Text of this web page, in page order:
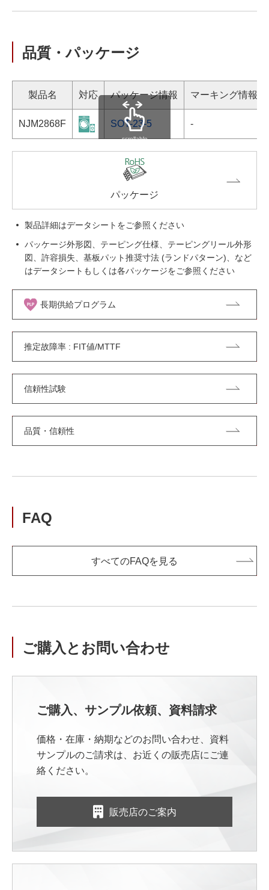
品質・パッケージ
製品名 対応 パッケージ情報 マーキング情報
NJM2868F SOT-23-5 -
scrollable
パッケージ
製品詳細はデータシートをご参照ください
パッケージ外形図、テーピング仕様、テーピングリール外形
図、許容損失、基板パット推奨寸法 (ランドパターン)、など
はデータシートもしくは各パッケージをご参照ください
長期供給プログラム
推定故障率 : FIT値/MTTF
信頼性試験
品質・信頼性
FAQ
すべてのFAQを見る
ご購入とお問い合わせ
ご購入、サンプル依頼、資料請求
価格・在庫・納期などのお問い合わせ、資料
サンプルのご請求は、お近くの販売店にご連
絡ください。
販売店のご案内